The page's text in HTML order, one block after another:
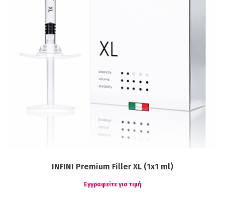
INFINI Premium Filler XL (1x1 ml)
Εγγραφείτε για τιμή